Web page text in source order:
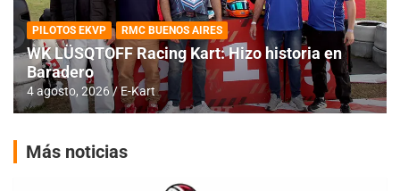
PILOTOS EKVP RMC BUENOS AIRES
WK LÜSQTOFF Racing Kart: Hizo historia en
Baradero
4 agosto, 2026 E-Kart
Más noticias